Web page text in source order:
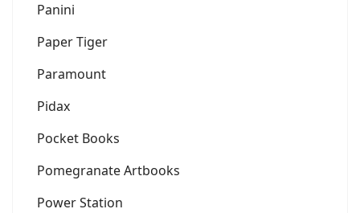
Panini
Paper Tiger
Paramount
Pidax
Pocket Books
Pomegranate Artbooks
Power Station